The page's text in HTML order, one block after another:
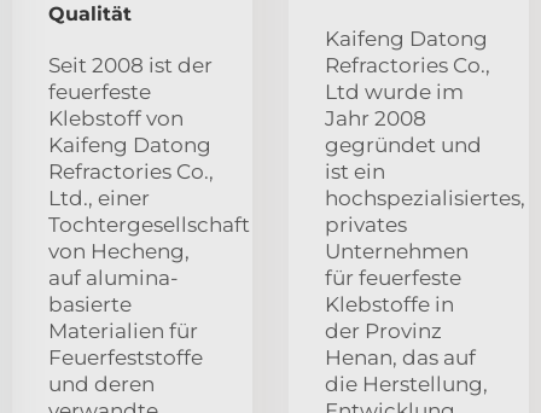
Qualität
Seit 2008 ist der
feuerfeste
Klebstoff von
Kaifeng Datong
Refractories Co.,
Ltd., einer
Tochtergesellschaft
von Hecheng,
auf alumina-
basierte
Materialien für
Feuerfeststoffe
und deren
Kaifeng Datong
Refractories Co.,
Ltd wurde im
Jahr 2008
gegründet und
ist ein
hochspezialisiertes,
privates
Unternehmen
für feuerfeste
Klebstoffe in
der Provinz
Henan, das auf
die Herstellung,